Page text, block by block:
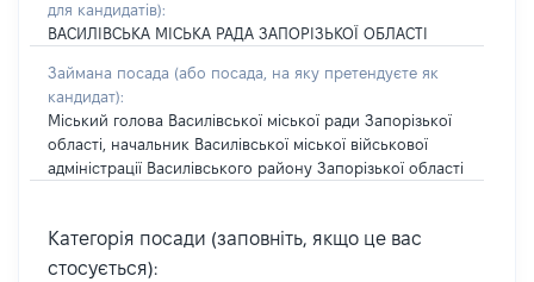
для кандидатів):
ВАСИЛІВСЬКА МІСЬКА РАДА ЗАПОРІЗЬКОЇ ОБЛАСТІ
Займана посада (або посада, на яку претендуєте як
кандидат):
Міський голова Василівської міської ради Запорізької
області, начальник Василівської міської військової
адміністрації Василівського району Запорізької області
Категорія посади (заповніть, якщо це вас
стосується):